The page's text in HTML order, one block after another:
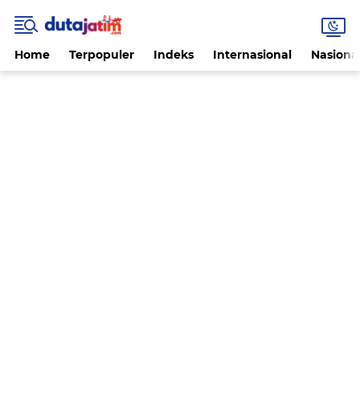
Home Terpopuler Indeks Internasional